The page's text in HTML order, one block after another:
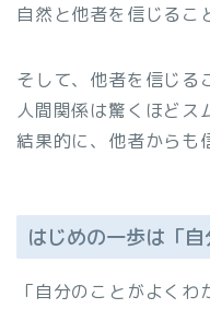
自然と他者を信じるこ
そして、他者を信じる
人間関係は驚くほどス
結果的に、他者からも
はじめの一歩は「自
「自分のことがよくわ